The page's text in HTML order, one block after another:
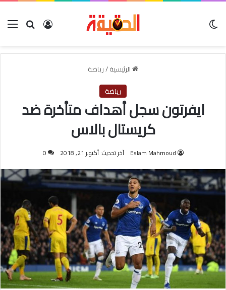
بحث عنتسجيل
الرئيسية/رياضة
رياضة
ايفرتون سجل أهداف متأخرة ضد
كريستال بالاس
Eslam Mahmoud آخر تحديث: أكتوبر 21, 2018 0